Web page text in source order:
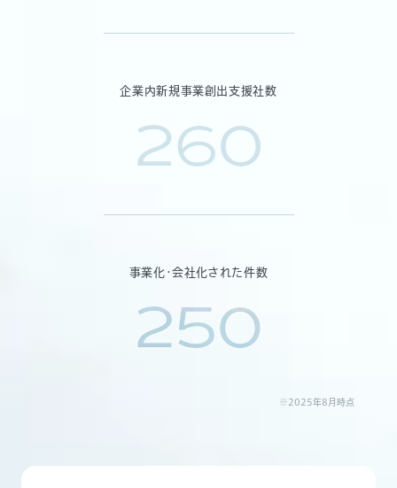
企業内新規事業創出支援社数
260
事業化・会社化された件数
250
※2025年8月時点